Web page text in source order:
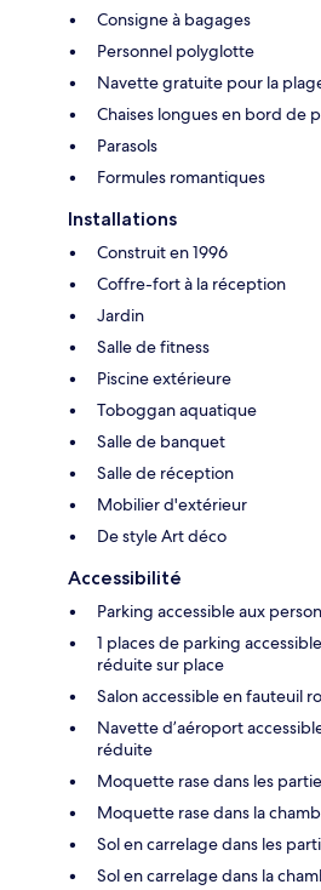
Consigne à bagages
Personnel polyglotte
Navette gratuite pour la
Chaises longues en bord de
Parasols
Formules romantiques
Installations
Construit en 1996
Coffre-fort à la réception
Jardin
Salle de fitness
Piscine extérieure
Toboggan aquatique
Salle de banquet
Salle de réception
Mobilier d'extérieur
De style Art déco
Accessibilité
Parking accessible aux
1 places de parking
réduite sur place
Salon accessible en fauteuil
Navette d’aéroport
réduite
Moquette rase dans les
Moquette rase dans la
Sol en carrelage dans les
Sol en carrelage dans la